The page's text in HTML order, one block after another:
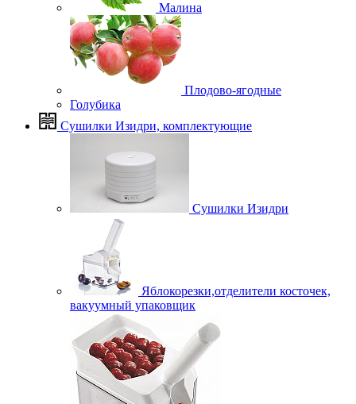
Малина
Плодово-ягодные
Голубика
Сушилки Изидри, комплектующие
Сушилки Изидри
Яблокорезки,отделители косточек,
вакуумный упаковщик